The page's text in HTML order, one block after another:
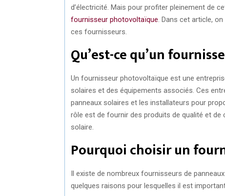
d’électricité. Mais pour profiter pleinement de
fournisseur photovoltaïque . Dans cet article,
ces fournisseurs.
Qu’est-ce qu’un
Un fournisseur photovoltaïque est une
solaires et des équipements associés. Ces
panneaux solaires et les installateurs pour
rôle est de fournir des produits de qualité et
solaire.
Pourquoi choisir un
Il existe de nombreux fournisseurs de
quelques raisons pour lesquelles il est